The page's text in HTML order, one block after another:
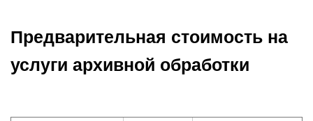
Предварительная стоимость на
услуги архивной обработки